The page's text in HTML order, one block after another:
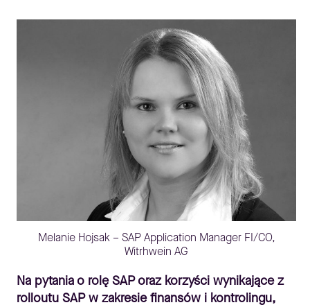
Melanie Hojsak – SAP Application Manager FI/CO,
Witrhwein AG
Na pytania o rolę SAP oraz korzyści wynikające z
rolloutu SAP w zakresie finansów i kontrolingu,